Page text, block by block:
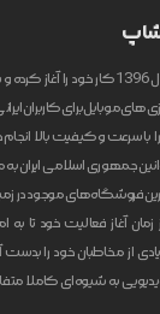
تیم تاپ جم شاپ از سال 1396 کار
های موبایل برای کاربران
با سرعت و کیفیت بالا
جمهوری اسلامی ایران به
فروشگاه های موجود در
آغاز فعالیت خود تا به
از مخاطبان خود را بدست
به شیوه‌ای کاملا